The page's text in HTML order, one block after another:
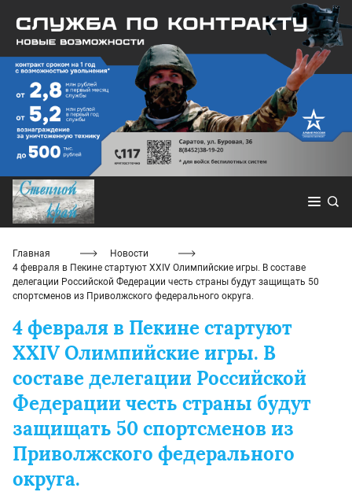
Главная
Новости
4 февраля в Пекине стартуют XXIV Олимпийские игры. В составе
делегации Российской Федерации честь страны будут защищать 50
спортсменов из Приволжского федерального округа.
4 февраля в Пекине стартуют
XXIV Олимпийские игры. В
составе делегации Российской
Федерации честь страны будут
защищать 50 спортсменов из
Приволжского федерального
округа.